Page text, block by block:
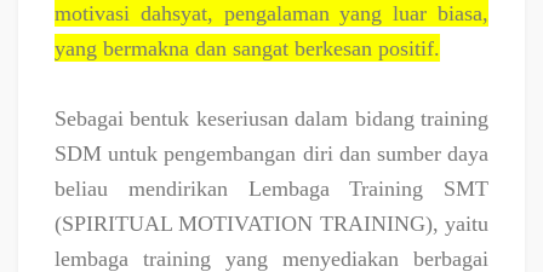
motivasi dahsyat, pengalaman yang luar biasa,
yang bermakna dan sangat berkesan positif.
Sebagai bentuk keseriusan dalam bidang training
SDM untuk pengembangan diri dan sumber daya
beliau mendirikan Lembaga Training SMT
(SPIRITUAL MOTIVATION TRAINING), yaitu
lembaga training yang menyediakan berbagai